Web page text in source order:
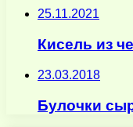
25.11.2021
Кисель из
23.03.2018
Булочки